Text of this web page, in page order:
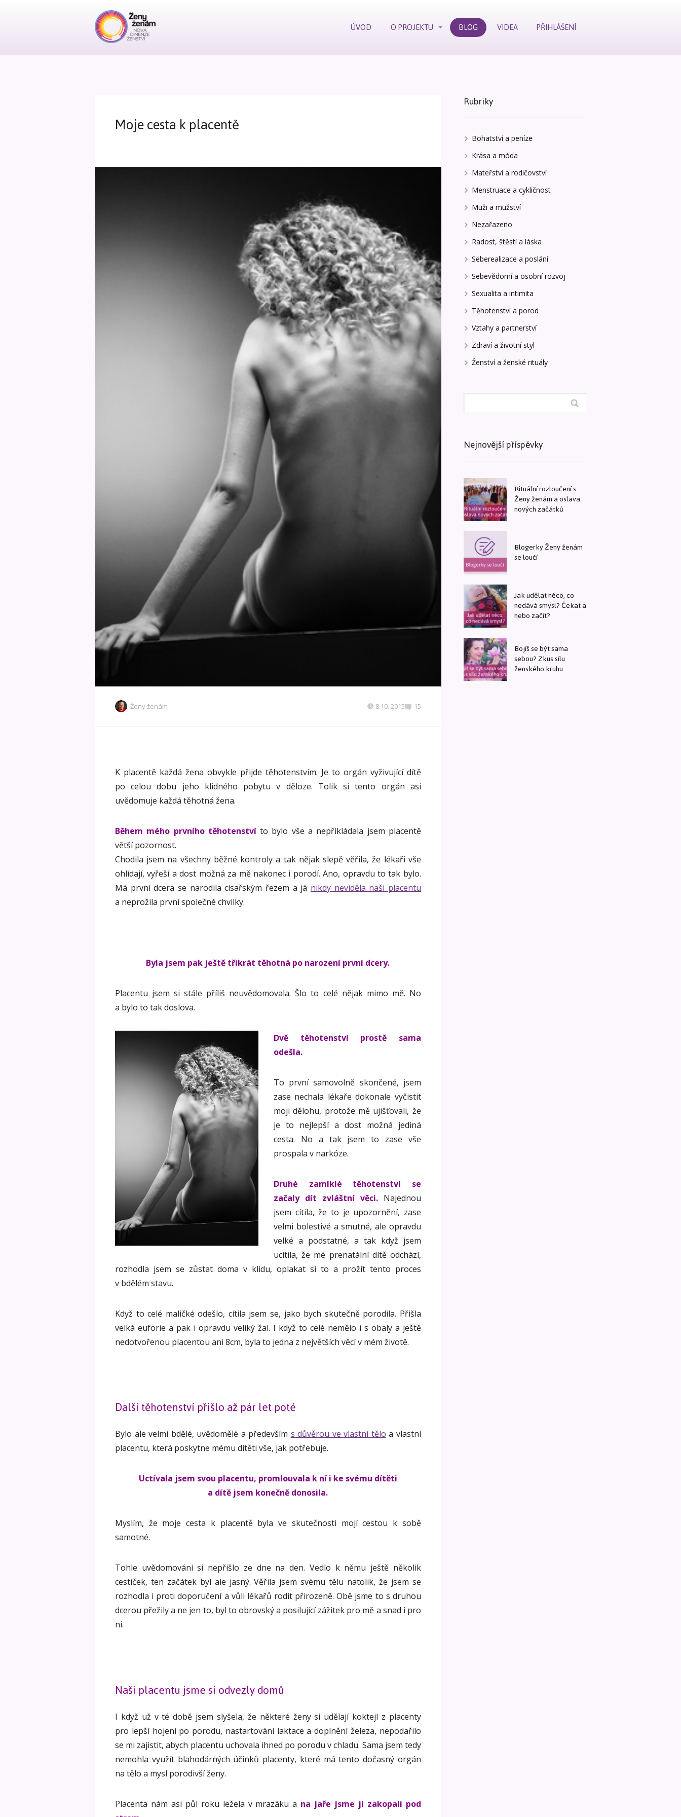
ÚVOD O PROJEKTU BLOG VIDEA PŘIHLÁŠENÍ
Moje cesta k placentě
Ženy ženám 8.10. 2015 15
K placentě každá žena obvykle přijde těhotenstvím. Je to orgán vyživující dítě
po celou dobu jeho klidného pobytu v děloze. Tolik si tento orgán asi
uvědomuje každá těhotná žena.
Během mého prvního těhotenstvíto bylo vše a nepřikládala jsem placentě
větší pozornost.
Chodila jsem na všechny běžné kontroly a tak nějak slepě věřila, že lékaři vše
ohlídají, vyřeší a dost možná za mě nakonec i porodí. Ano, opravdu to tak bylo.
Má první dcera se narodila císařským řezem a já nikdy neviděla naši placentu
a neprožila první společné chvilky.
Byla jsem pak ještě třikrát těhotná po narození první dcery.
Placentu jsem si stále příliš neuvědomovala. Šlo to celé nějak mimo mě. No
a bylo to tak doslova.
Dvě těhotenství prostě sama
odešla.
To první samovolně skončené, jsem
zase nechala lékaře dokonale vyčistit
moji dělohu, protože mě ujišťovali, že
je to nejlepší a dost možná jediná
cesta. No a tak jsem to zase vše
prospala v narkóze.
Druhé zamlklé těhotenství se
začaly dít zvláštní věci.Najednou
jsem cítila, že to je upozornění, zase
velmi bolestivé a smutné, ale opravdu
velké a podstatné, a tak když jsem
ucítila, že mé prenatální dítě odchází,
rozhodla jsem se zůstat doma v klidu, oplakat si to a prožít tento proces
v bdělém stavu.
Když to celé maličké odešlo, cítila jsem se, jako bych skutečně porodila. Přišla
velká euforie a pak i opravdu veliký žal. I když to celé nemělo i s obaly a ještě
nedotvořenou placentou ani 8cm, byla to jedna z největších věcí v mém životě.
Další těhotenství přišlo až pár let poté
Bylo ale velmi bdělé, uvědomělé a především s důvěrou ve vlastní tělo a vlastní
placentu, která poskytne mému dítěti vše, jak potřebuje.
Uctívala jsem svou placentu, promlouvala k ní i ke svému dítěti
a dítě jsem konečně donosila.
Myslím, že moje cesta k placentě byla ve skutečnosti mojí cestou k sobě
samotné.
Tohle uvědomování si nepřišlo ze dne na den. Vedlo k němu ještě několik
cestiček, ten začátek byl ale jasný. Věřila jsem svému tělu natolik, že jsem se
rozhodla i proti doporučení a vůli lékařů rodit přirozeně. Obě jsme to s druhou
dcerou přežily a ne jen to, byl to obrovský a posilující zážitek pro mě a snad i pro
ni.
Naši placentu jsme si odvezly domů
I když už v té době jsem slyšela, že některé ženy si udělají koktejl z placenty
pro lepší hojení po porodu, nastartování laktace a doplnění železa, nepodařilo
se mi zajistit, abych placentu uchovala ihned po porodu v chladu. Sama jsem tedy
nemohla využít blahodárných účinků placenty, které má tento dočasný orgán
na tělo a mysl porodivší ženy.
Placenta nám asi půl roku ležela v mrazáku a na jaře jsme ji zakopali pod
Rubriky
Bohatství a peníze
Krása a móda
Mateřství a rodičovství
Menstruace a cykličnost
Muži a mužství
Nezařazeno
Radost, štěstí a láska
Seberealizace a poslání
Sebevědomí a osobní rozvoj
Sexualita a intimita
Těhotenství a porod
Vztahy a partnerství
Zdraví a životní styl
Ženství a ženské rituály
Nejnovější příspěvky
Rituální rozloučení s
Ženy ženám a oslava
nových začátků
Blogerky Ženy ženám
se loučí
Jak udělat něco, co
nedává smysl? Čekat a
nebo začít?
Bojíš se být sama
sebou? Zkus sílu
ženského kruhu